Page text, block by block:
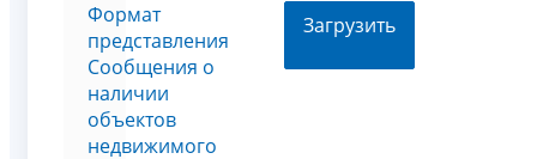
Формат
представления
Сообщения о
наличии
объектов
недвижимого
Загрузить